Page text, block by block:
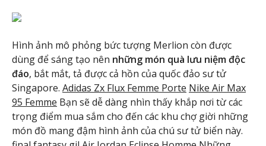
Hình ảnh mô phỏng bức tượng Merlion còn được
dùng để sáng tạo nên những món quà lưu niệm độc
đáo, bắt mắt, tả được cả hồn của quốc đảo sư tử
Singapore. Adidas Zx Flux Femme Porte Nike Air Max
95 Femme Bạn sẽ dễ dàng nhìn thấy khắp nơi từ các
trọng điểm mua sắm cho đến các khu chợ giời những
món đồ mang đậm hình ảnh của chú sư tử biển này.